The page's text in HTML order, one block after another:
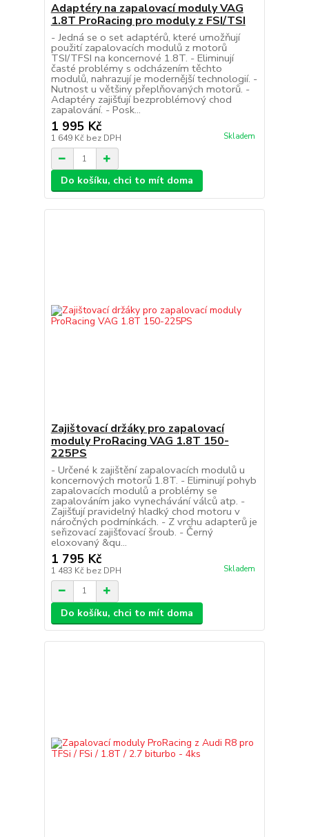
Adaptéry na zapalovací moduly VAG
1.8T ProRacing pro moduly z FSI/TSI
- Jedná se o set adaptérů, které umožňují
použití zapalovacích modulů z motorů
TSI/TFSI na koncernové 1.8T. - Eliminují
časté problémy s odcházením těchto
modulů, nahrazují je modernější technologií. -
Nutnost u většiny přeplňovaných motorů. -
Adaptéry zajišťují bezproblémový chod
zapalování. - Posk...
1 995 Kč
1 649 Kč bez DPH Skladem
Do košíku, chci to mít doma
Zajištovací držáky pro zapalovací
moduly ProRacing VAG 1.8T 150-
225PS
- Určené k zajištění zapalovacích modulů u
koncernových motorů 1.8T. - Eliminují pohyb
zapalovacích modulů a problémy se
zapalováním jako vynechávání válců atp. -
Zajišťují pravidelný hladký chod motoru v
náročných podmínkách. - Z vrchu adapterů je
seřizovací zajišťovací šroub. - Černý
eloxovaný &qu...
1 795 Kč
1 483 Kč bez DPH Skladem
Do košíku, chci to mít doma